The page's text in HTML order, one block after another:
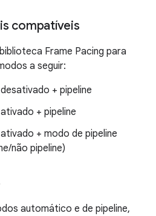
compatíveis
Frame Pacing para
a seguir:
+ pipeline
+ pipeline
+ modo de pipeline
não pipeline)
automático e de pipeline,